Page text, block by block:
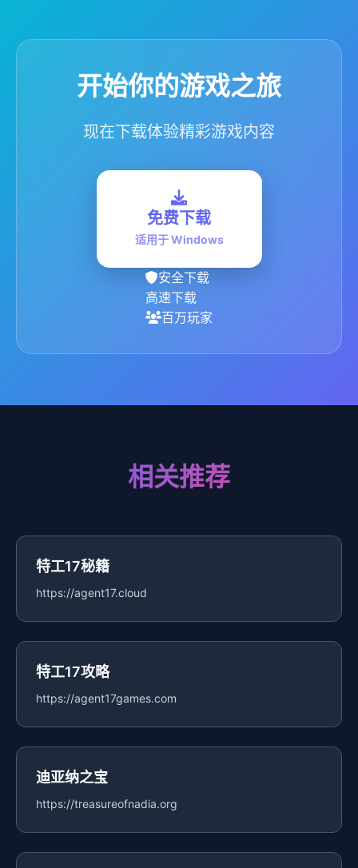
开始你的游戏之旅
现在下载体验精彩游戏内容
免费下载
适用于 Windows
安全下载
高速下载
百万玩家
相关推荐
特工17秘籍
https://agent17.cloud
特工17攻略
https://agent17games.com
迪亚纳之宝
https://treasureofnadia.org